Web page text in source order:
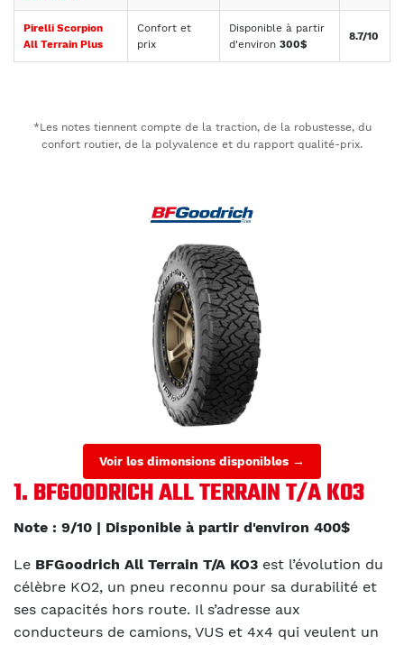
Pirelli Scorpion
All Terrain Plus
Confort et
prix
Disponible à partir
d'environ 300$
8.7/10
*Les notes tiennent compte de la traction, de la robustesse, du
confort routier, de la polyvalence et du rapport qualité-prix.
Voir les dimensions disponibles →
1. BFGOODRICH ALL TERRAIN T/A KO3
Note : 9/10 | Disponible à partir d'environ 400$
Le BFGoodrich All Terrain T/A KO3 est l’évolution du
célèbre KO2, un pneu reconnu pour sa durabilité et
ses capacités hors route. Il s’adresse aux
conducteurs de camions, VUS et 4x4 qui veulent un